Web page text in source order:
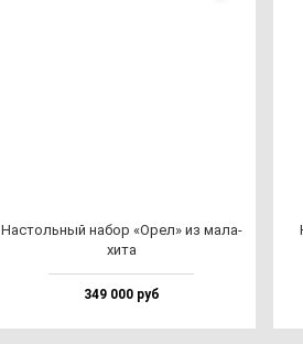
Нас­толь­ный на­бор «Орел» из ма­ла­
хи­та
349 000 руб